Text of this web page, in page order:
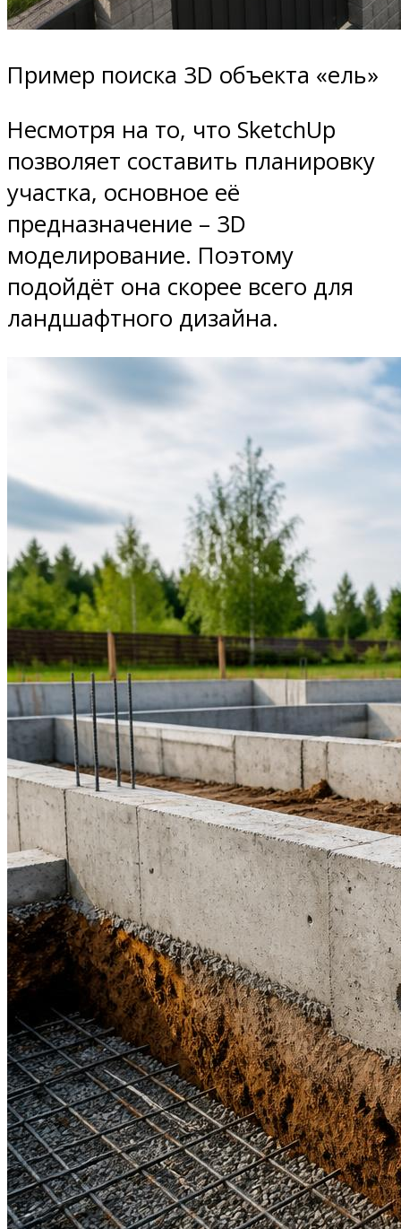
Пример поиска 3D объекта «ель»
Несмотря на то, что SketchUp
позволяет составить планировку
участка, основное её
предназначение – 3D
моделирование. Поэтому
подойдёт она скорее всего для
ландшафтного дизайна.